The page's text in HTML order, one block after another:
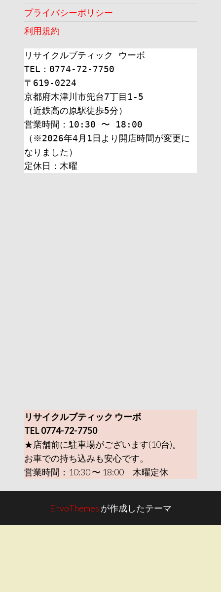
プライバシーポリシー
利用規約
リサイクルブティック ウーボ
TEL：0774-72-7750
〒619-0224
京都府木津川市兜台7丁目1-5
（近鉄高の原駅徒歩5分）
営業時間：10:30 〜 18:00
（※2026年4月1日より開店時間が変更に
なりました）
定休日：木曜
リサイクルブティック ウーボ
TEL 0774-72-7750
★店舗前に駐車場がございます(10台)。
お車での持ち込みも安心です。
営業時間：10:30 〜 18:00 木曜定休
EnvoThemes が作成したテーマ